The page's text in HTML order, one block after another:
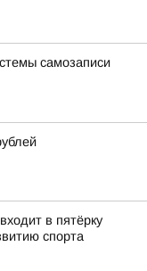
самозаписи
в пятёрку
спорта